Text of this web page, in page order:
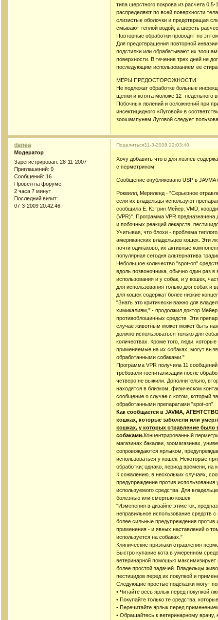
типа шерстного покрова из расчета
распределяют по всей поверхности
слизистые оболочки и предотвращая
смывают теплой водой, а шерсть
Повторные обработки проводят по
Для предотвращения повторной
подстилки или обрабатывают их
поверхности. В течение трех дней не
последующим использованием ее
МЕРЫ ПРЕДОСТОРОЖНОСТИ
Не подлежат обработке больные
щенки и котята моложе 12- недельного
Побочных явлений и осложнений при
инсектицидного «Луговой» в
зоошампунем Луговой следует
Поделиться31-3-2008 22:03:40
danea
Модератор
Зарегистрирован: 28-11-2007
Приглашений: 0
Сообщений: 16
Провел на форуме:
2 часа 7 минут
Последний визит:
07-3-2009 20:42:46
Хочу добавить что в для хозяев
с перметрином.
Сообщение опубликовано USP в JAVMA
Роквилл, Мериленд - "Серьезное
если их владельцы используют
сообщила Е. Кэтрин Мейер, VMD,
(VPR)". Программа VPR предназначена
и побочных реакций лекарств,
Учитывая, что блохи - проблема
американских владельцев кошек. Эти
почти одинаково, их активные
популярная сегодня альтернатива
Небольшое количество "spot-on"
вдоль позвоночника, обычно один раз
использования и у собак, и у кошек,
для использования только для собак и
для кошек содержат более низкие
"Знать это критически важно для
химикалиям," - продолжил доктор
противоблошинных средств. Эти
случае животным может может быть
должно использоваться только для
количествах. Кроме того, люди,
применяемые на их собаках, могут
обработанными собаками."
Программа VPR получила 11
требовали госпитализации после
четверо не выжили. Дополнительно,
находятся в близком, физическом
сообщение о случае с котом, который
обработанными препаратами "spot-on".
Как сообщается в JAVMA,
кошках, которые заболели или
кошках, у которых отравление
собаками.Концентрированный
магазинах бакалеи, зоомагазинах,
сопровождаются ярлыком,
использоваться у кошек. Некоторые
обработки; однако, период времени,
К сожалению, в нескольких случаях,
предупреждение против
используемого средства. Для
болезнью или смертью кошек.
"Изменения в дизайне этикеток,
неправильное использование средств
более сильные предупреждения
применения - и явных наставлений о
используется на собаках."
Клинические признаки отравления
Быстро купание кота в умеренном
ветеринарной помощью
более простой задачей. Владельцы
пестицидов перед их покупкой и
Следующие простые подсказки могут
• Читайте весь ярлык перед покупкой
• Покупайте только те средства,
• Перечитайте ярлык перед
• Обращайтесь к ветеринарному врачу,